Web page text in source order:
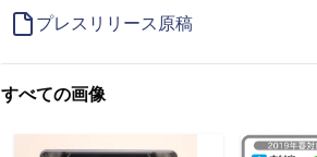
プレスリリース原稿
すべての画像